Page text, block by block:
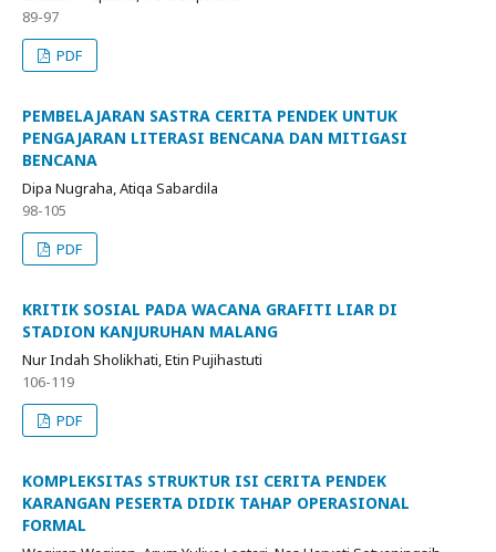
89-97
PDF
PEMBELAJARAN SASTRA CERITA PENDEK UNTUK
PENGAJARAN LITERASI BENCANA DAN MITIGASI
BENCANA
Dipa Nugraha, Atiqa Sabardila
98-105
PDF
KRITIK SOSIAL PADA WACANA GRAFITI LIAR DI
STADION KANJURUHAN MALANG
Nur Indah Sholikhati, Etin Pujihastuti
106-119
PDF
KOMPLEKSITAS STRUKTUR ISI CERITA PENDEK
KARANGAN PESERTA DIDIK TAHAP OPERASIONAL
FORMAL